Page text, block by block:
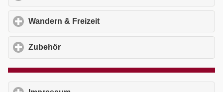
Wandern & Freizeit
Zubehör